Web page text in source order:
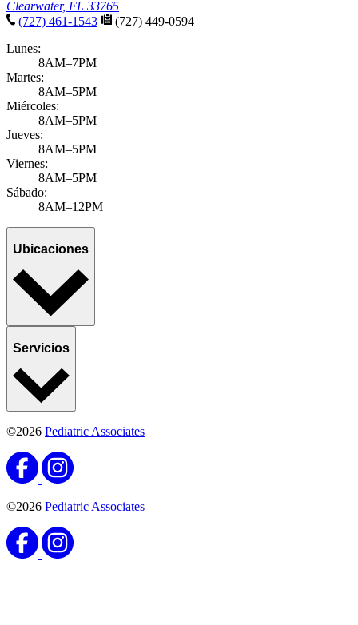
Clearwater, FL 33765
(727) 461-1543
(727) 449-0594
Lunes:
8AM–7PM
Martes:
8AM–5PM
Miércoles:
8AM–5PM
Jueves:
8AM–5PM
Viernes:
8AM–5PM
Sábado:
8AM–12PM
Ubicaciones
Servicios
©2026 Pediatric Associates
©2026 Pediatric Associates